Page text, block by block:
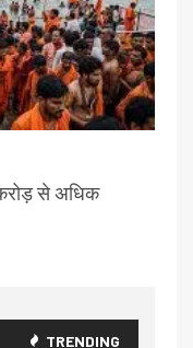
करोड़ से अधिक
TRENDING